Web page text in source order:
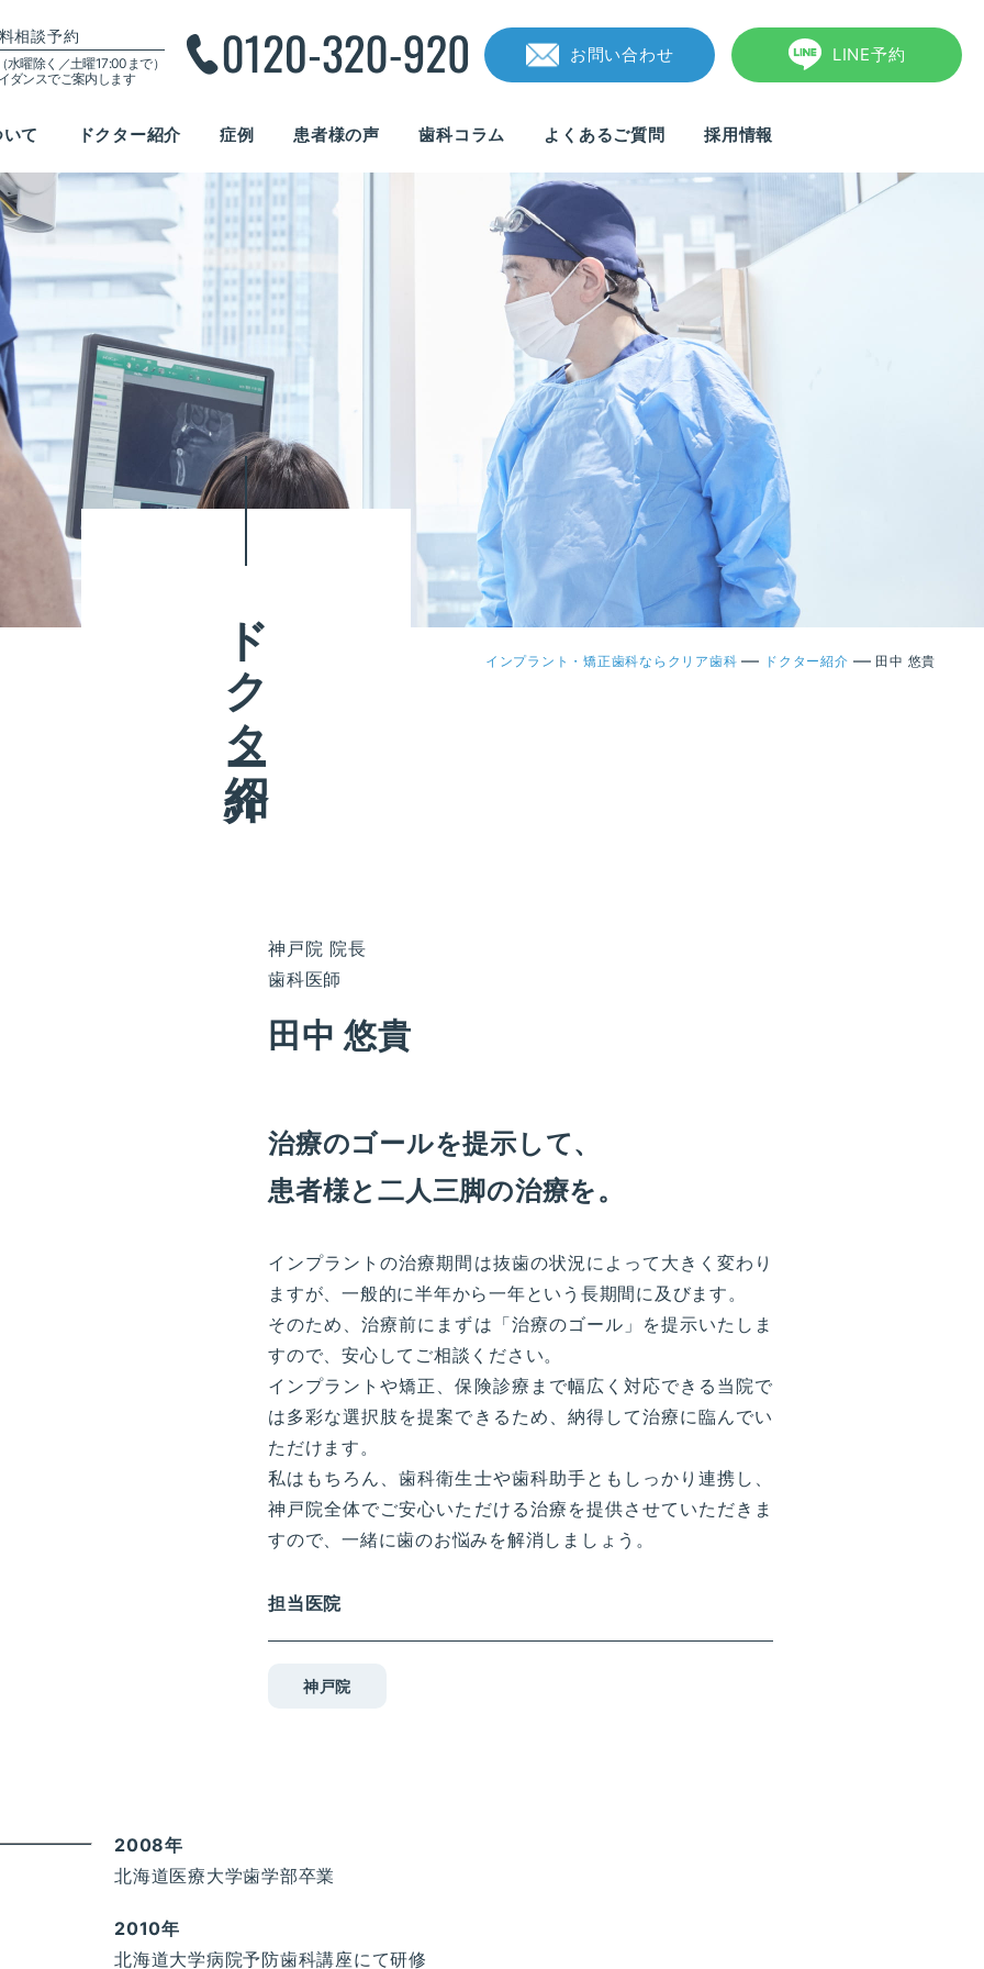
相談予約
曜除く／土曜17:00まで）
ダンスでご案内します
お問い合わせ LINE予約
て ドクター紹介 症例 患者様の声 歯科コラム よくあるご質問 採用情報
ドクター紹介 インプラント・矯正歯科ならクリア歯科 — ドクター紹介 — 田中 悠貴
神戸院 院長
歯科医師
田中 悠貴
治療のゴールを提示して、
患者様と二人三脚の治療を。
インプラントの治療期間は抜歯の状況によって大きく変わり
ますが、一般的に半年から一年という長期間に及びます。
そのため、治療前にまずは「治療のゴール」を提示いたしま
すので、安心してご相談ください。
インプラントや矯正、保険診療まで幅広く対応できる当院で
は多彩な選択肢を提案できるため、納得して治療に臨んでい
ただけます。
私はもちろん、歯科衛生士や歯科助手ともしっかり連携し、
神戸院全体でご安心いただける治療を提供させていただきま
すので、一緒に歯のお悩みを解消しましょう。
担当医院
神戸院
2008年
北海道医療大学歯学部卒業
2010年
北海道大学病院予防歯科講座にて研修